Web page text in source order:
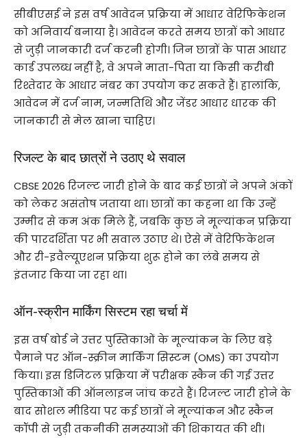
सीबीएसई ने इस वर्ष आवेदन प्रक्रिया में आधार वेरिफिकेशन
को अनिवार्य बनाया है। आवेदन करते समय छात्रों को आधार
से जुड़ी जानकारी दर्ज करनी होगी। जिन छात्रों के पास आधार
कार्ड उपलब्ध नहीं है, वे अपने माता-पिता या किसी करीबी
रिश्तेदार के आधार नंबर का उपयोग कर सकते हैं। हालांकि,
आवेदन में दर्ज नाम, जन्मतिथि और जेंडर आधार धारक की
जानकारी से मेल खाना चाहिए।
रिजल्ट के बाद छात्रों ने उठाए थे सवाल
CBSE 2026 रिजल्ट जारी होने के बाद कई छात्रों ने अपने अंकों
को लेकर असंतोष जताया था। छात्रों का कहना था कि उन्हें
उम्मीद से कम अंक मिले हैं, जबकि कुछ ने मूल्यांकन प्रक्रिया
की पारदर्शिता पर भी सवाल उठाए थे। ऐसे में वेरिफिकेशन
और री-इवैल्यूएशन प्रक्रिया शुरू होने का लंबे समय से
इंतजार किया जा रहा था।
ऑन-स्क्रीन मार्किंग सिस्टम रहा चर्चा में
इस वर्ष बोर्ड ने उत्तर पुस्तिकाओं के मूल्यांकन के लिए बड़े
पैमाने पर ऑन-स्क्रीन मार्किंग सिस्टम (OMS) का उपयोग
किया। इस डिजिटल प्रक्रिया में परीक्षक स्कैन की गई उत्तर
पुस्तिकाओं की ऑनलाइन जांच करते हैं। रिजल्ट जारी होने के
बाद सोशल मीडिया पर कई छात्रों ने मूल्यांकन और स्कैन
कॉपी से जुड़ी तकनीकी समस्याओं की शिकायत की थी।